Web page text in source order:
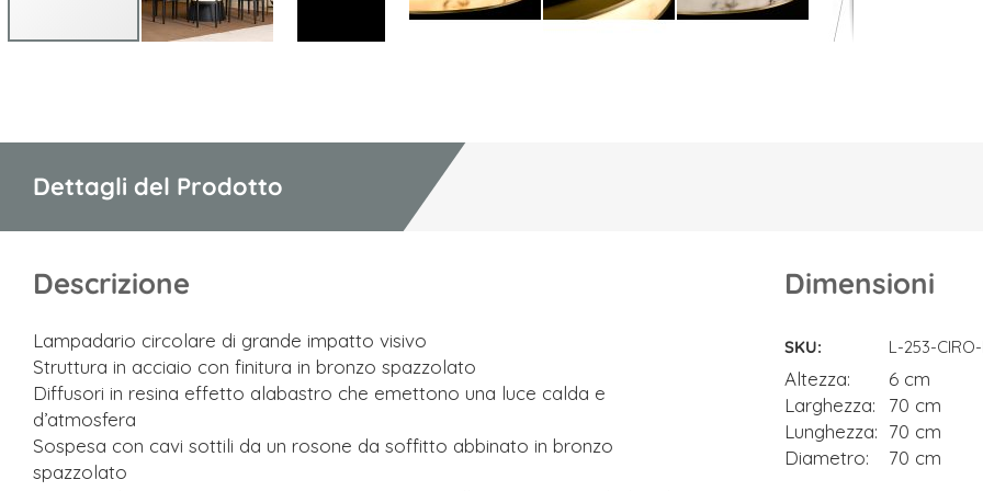
galleria
immagini
Dettagli del Prodotto
Descrizione
Lampadario circolare di grande impatto visivo
Struttura in acciaio con finitura in bronzo spazzolato
Diffusori in resina effetto alabastro che emettono una luce calda e
d’atmosfera
Sospesa con cavi sottili da un rosone da soffitto abbinato in bronzo
spazzolato
Dimensioni
Dimensioni
SKU L-253-
Altezza
6 cm
Larghezza
70 cm
Lunghezza
70 cm
Diametro
70 cm